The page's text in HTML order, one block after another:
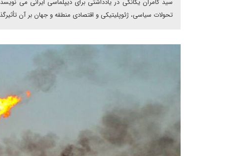
تحولات سیاسی، ژئوپلیتیکی و اقتصادی منطقه و جهان بر آن